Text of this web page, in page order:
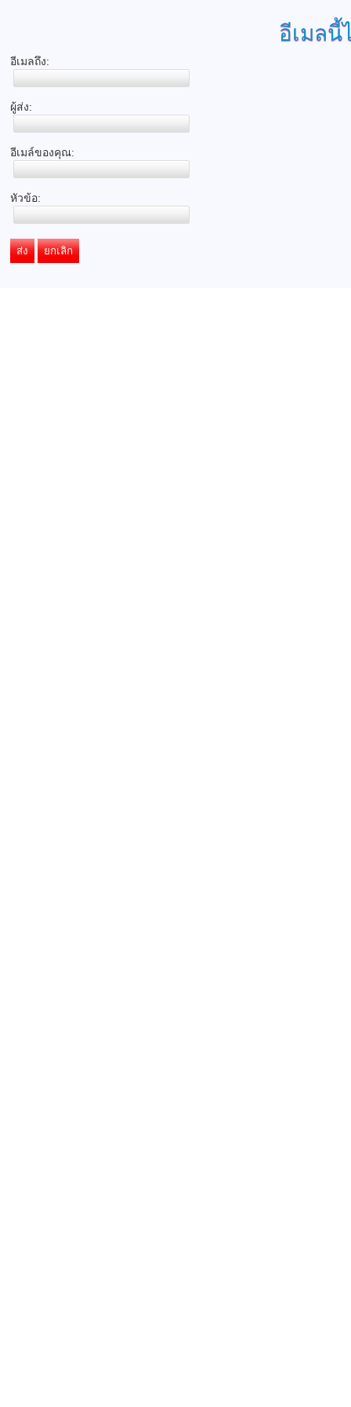
อีเมลนี้
อีเมลถึง:
ผู้ส่ง:
อีเมล์ของคุณ:
หัวข้อ:
ส่ง ยกเลิก